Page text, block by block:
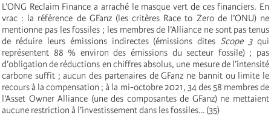
L’ONG Reclaim Finance a arraché le masque vert de ces financiers. En
vrac : la référence de GFanz (les critères Race to Zero de l’ONU) ne
mentionne pas les fossiles ; les membres de l’Alliance ne sont pas tenus
de réduire leurs émissions indirectes (émissions dites Scope 3qui
représentent 88 % environ des émissions du secteur fossile) ; pas
d’obligation de réductions en chiffres absolus, une mesure de l’intensité
carbone suffit ; aucun des partenaires de GFanz ne bannit ou limite le
recours à la compensation ; à la mi-octobre 2021, 34 des 58 membres de
l’Asset Owner Alliance (une des composantes de GFanz) ne mettaient
aucune restriction à l’investissement dans les fossiles… (35)